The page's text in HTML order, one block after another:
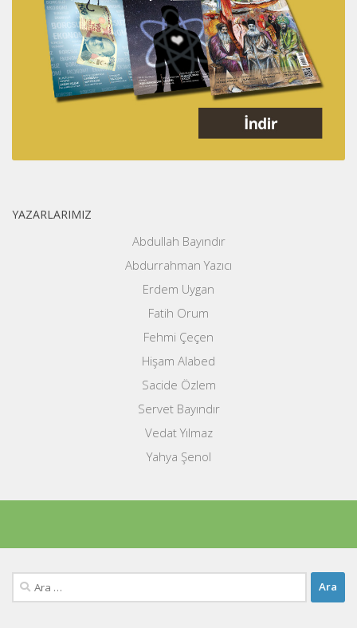
YAZARLARIMIZ
Abdullah Bayındır
Abdurrahman Yazıcı
Erdem Uygan
Fatih Orum
Fehmi Çeçen
Hişam Alabed
Sacide Özlem
Servet Bayındır
Vedat Yılmaz
Yahya Şenol
Arama: